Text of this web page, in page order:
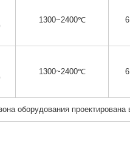
1300~2400℃
1300~2400℃
оборудования проектирована